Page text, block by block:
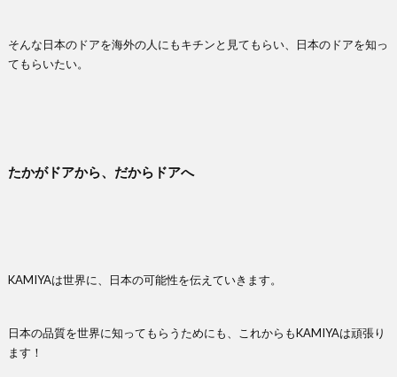
そんな日本のドアを海外の人にもキチンと見てもらい、日本のドアを知っ
てもらいたい。
たかがドアから、だからドアへ
KAMIYAは世界に、日本の可能性を伝えていきます。
日本の品質を世界に知ってもらうためにも、これからもKAMIYAは頑張り
ます！